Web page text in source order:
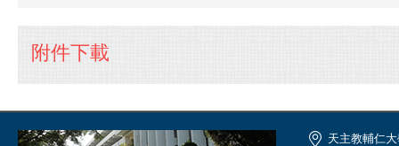
附件下載
天主教輔仁